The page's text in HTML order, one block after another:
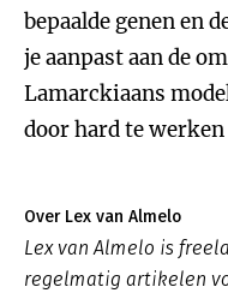
bepaalde genen en
je aanpast aan de
Lamarckiaans
door hard te
Over Lex van Almelo
Lex van Almelo is
regelmatig artikelen